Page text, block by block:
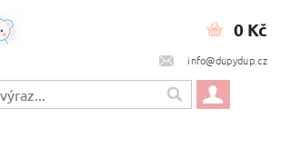
info@dupydup.cz
0 Kč